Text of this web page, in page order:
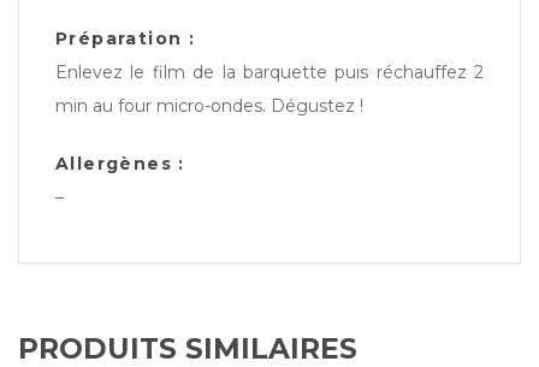
Préparation :
Enlevez le film de la barquette puis réchauffez 2
min au four micro-ondes. Dégustez !
Allergènes :
–
PRODUITS SIMILAIRES